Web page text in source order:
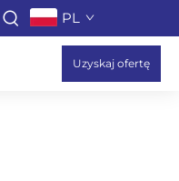
PL
Uzyskaj ofertę